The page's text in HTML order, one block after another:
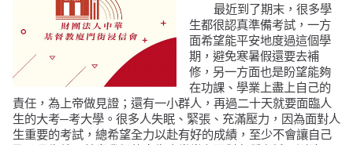
最近到了期末，很多學
生都很認真準備考試，一方
面希望能平安地度過這個學
期，避免寒暑假還要去補
修，另一方面也是盼望能夠
在功課、學業上盡上自己的
責任，為上帝做見證；還有一小群人，再過二十天就要面臨人
生的大考─考大學。很多人失眠、緊張、充滿壓力，因為面對人
生重要的考試，總希望全力以赴有好的成績，至少不會讓自己